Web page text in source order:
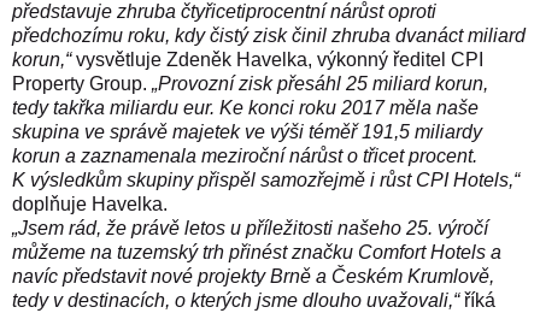
představuje zhruba čtyřicetiprocentní nárůst oproti
předchozímu roku, kdy čistý zisk činil zhruba dvanáct miliard
korun,“vysvětluje Zdeněk Havelka, výkonný ředitel CPI
Property Group. „Provozní zisk přesáhl 25 miliard korun,
tedy takřka miliardu eur. Ke konci roku 2017 měla naše
skupina ve správě majetek ve výši téměř 191,5 miliardy
korun a zaznamenala meziroční nárůst o třicet procent.
K výsledkům skupiny přispěl samozřejmě i růst CPI Hotels,“
doplňuje Havelka.
„Jsem rád, že právě letos u příležitosti našeho 25. výročí
můžeme na tuzemský trh přinést značku Comfort Hotels a
navíc představit nové projekty Brně a Českém Krumlově,
tedy v destinacích, o kterých jsme dlouho uvažovali,“říká